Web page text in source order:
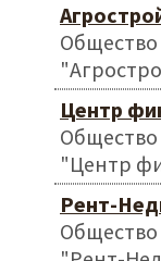
Общество
Центр
Общество
"Центр
Рент-
Общество